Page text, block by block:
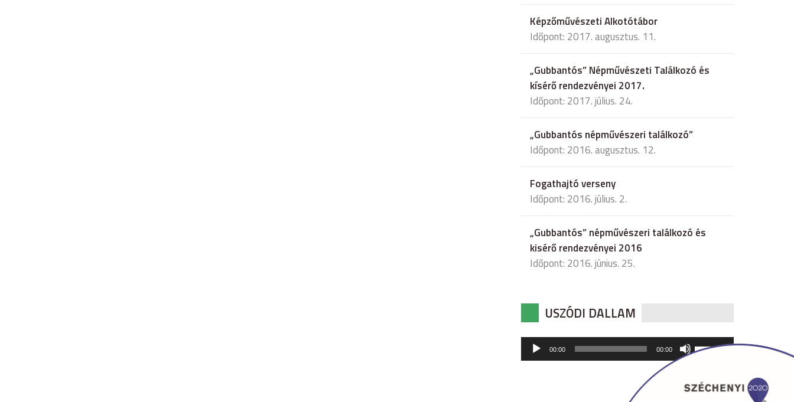
Képzőművészeti Alkotótábor
Időpont: 2017. augusztus. 11.
„Gubbantós” Népművészeti Találkozó és
kísérő rendezvényei 2017.
Időpont: 2017. július. 24.
„Gubbantós népművészeri találkozó”
Időpont: 2016. augusztus. 12.
Fogathajtó verseny
Időpont: 2016. július. 2.
„Gubbantós” népművészeri találkozó és
kisérő rendezvényei 2016
Időpont: 2016. június. 25.
USZÓDI DALLAM
Audió
lejátszó
00:00 00:00
hangerő
csökkentéséhez